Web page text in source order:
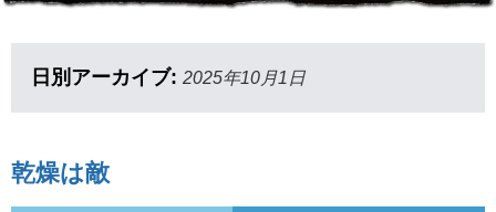
日別アーカイブ: 2025年10月1日
乾燥は敵